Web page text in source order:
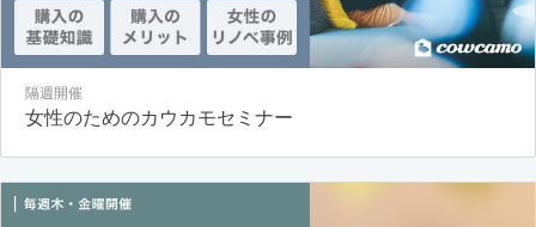
隔週開催
女性のためのカウカモセミナー